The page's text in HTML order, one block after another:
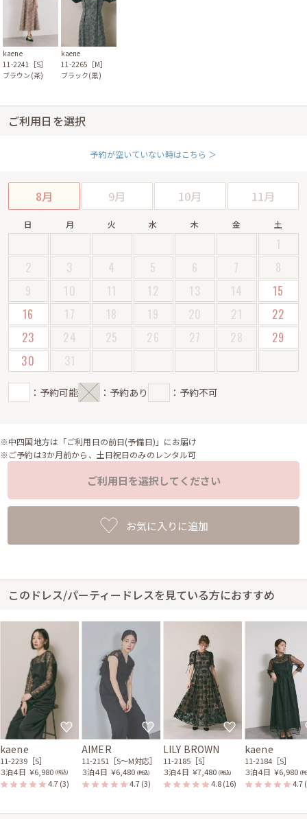
kaene
11-2241［S］
ブラウン(茶)
kaene
11-2265［M］
ブラック(黒)
ご利用日を選択
予約が空いていない時はこちら ＞
8月 9月 10月 11月
日 月 火 水 木 金 土
1
2
3 4 5 6 7
8
9
10 11 12 13 14
15
16
17 18 19 20 21
22
23
24 25 26 27 28
29
30
31
：予約可能 ：予約あり ：予約不可
※中四国地方は「ご利用日の前日(予備日)」にお届け
※ご予約は3か月前から、土日祝日のみのレンタル可
ご利用日を選択してください
お気に入りに追加
このドレス/パーティードレスを見ている方におすすめ
kaene
11-2239［S］
３泊４日 ￥6,980 (税込)
4.7(3)
AIMER
11-2151［S〜M対応］
３泊４日 ￥6,480 (税込)
4.7(3)
LILY BROWN
11-2185［S］
３泊４日 ￥7,480 (税込)
4.8(16)
kaene
11-2184［S］
３泊４日 ￥6,980 (
4.7